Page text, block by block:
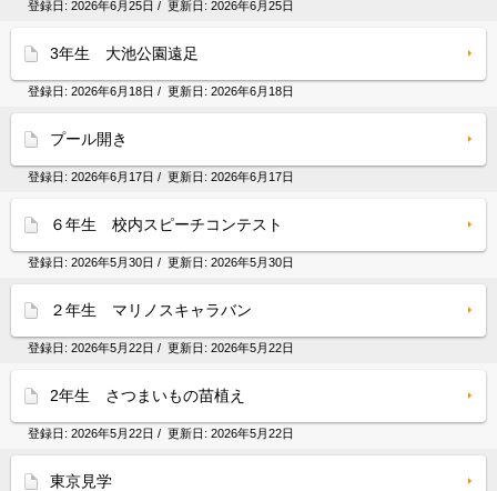
登録日: 2026年6月25日 / 更新日: 2026年6月25日
3年生 大池公園遠足
登録日: 2026年6月18日 / 更新日: 2026年6月18日
プール開き
登録日: 2026年6月17日 / 更新日: 2026年6月17日
６年生 校内スピーチコンテスト
登録日: 2026年5月30日 / 更新日: 2026年5月30日
２年生 マリノスキャラバン
登録日: 2026年5月22日 / 更新日: 2026年5月22日
2年生 さつまいもの苗植え
登録日: 2026年5月22日 / 更新日: 2026年5月22日
東京見学